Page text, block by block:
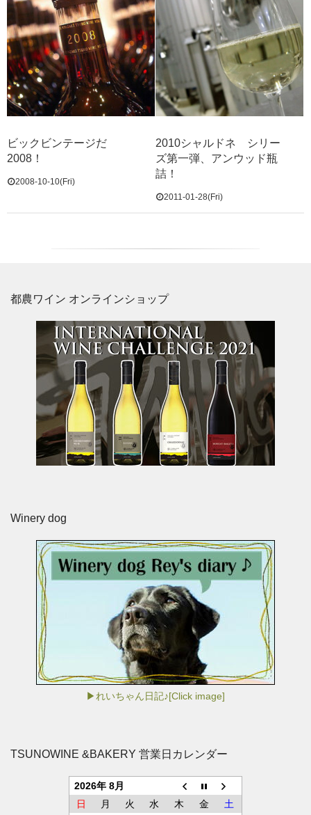
ビックビンテージだ
2008！
2008-10-10(Fri)
2010シャルドネ シリー
ズ第一弾、アンウッド瓶
詰！
2011-01-28(Fri)
都農ワイン オンラインショップ
Winery dog
▶れいちゃん日記♪[Click image]
TSUNOWINE &BAKERY 営業日カレンダー
2026年 8月
日
月 火 水 木 金
土